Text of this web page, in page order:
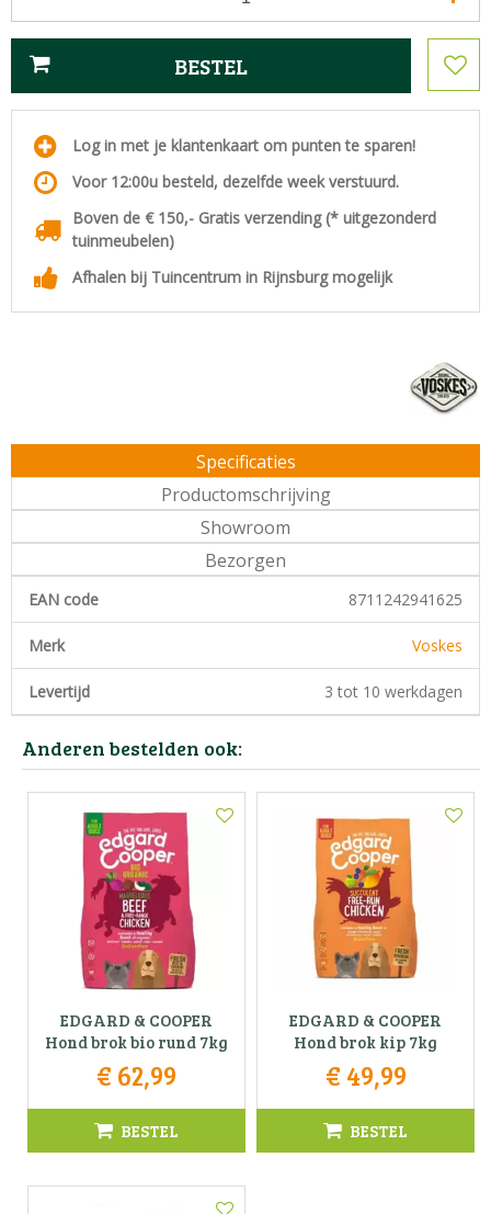
Log in met je klantenkaart om punten te sparen!
Voor 12:00u besteld, dezelfde week verstuurd.
Boven de € 150,- Gratis verzending (* uitgezonderd
tuinmeubelen)
Afhalen bij Tuincentrum in Rijnsburg mogelijk
Specificaties
Productomschrijving
Showroom
Bezorgen
EAN code 8711242941625
Merk Voskes
Levertijd 3 tot 10 werkdagen
Anderen bestelden ook:
EDGARD & COOPER
Hond brok bio rund 7kg
€ 62,99
BESTEL
EDGARD & COOPER
Hond brok kip 7kg
€ 49,99
BESTEL